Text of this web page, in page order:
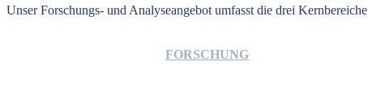
Unser Forschungs- und Analyseangebot umfasst die drei Kernbereiche
FORSCHUNG